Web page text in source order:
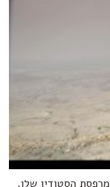
הסטודיו שלו.